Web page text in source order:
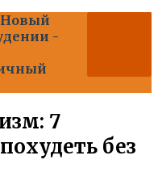
-
7
без